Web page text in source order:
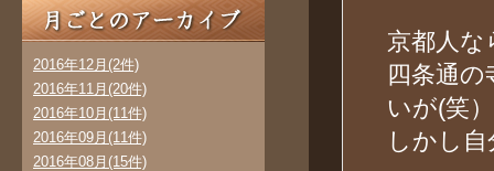
2016年12月(2件)
2016年11月(20件)
2016年10月(11件)
2016年09月(11件)
2016年08月(15件)
京都人な
四条通
いが(笑）
しかし